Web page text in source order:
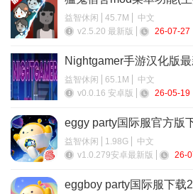
更好地规划和管理彼此的日常生活。
4. 社交性：允许情侣们在私密的交
情感，增强双方之间的了解和亲近感。
益智休闲 45.7M
中文
v2.5.20 最新版
26-07-27
Nightgamer手游汉化版
益智休闲 65.1M
中文
v0.0.16 安卓版
26-05-19
eggy party国际服官方版
益智休闲 1.98G
中文
v1.0.279安卓最新版
26-
eggboy party国际服下载